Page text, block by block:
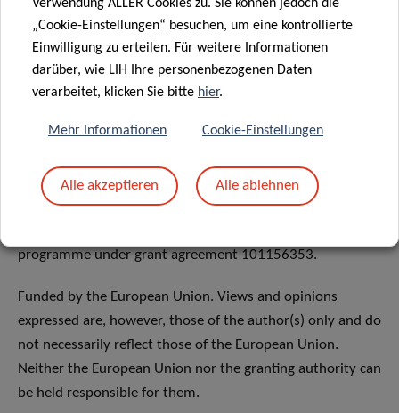
Sie können die neuesten Nachrichten zum
Projektfortschritt von ExpoSignalz aufder Website
auf LinkedInunter verfolgen.
ExpoSignalz has received funding from the European
programme under grant agreement 101156353.
Funded by the European Union. Views and opinions
expressed are, however, those of the author(s) only and do
not necessarily reflect those of the European Union.
Neither the European Union nor the granting authority can
be held responsible for them.
Verwendung ALLER Cookies zu. Sie können jedoch die
„Cookie-Einstellungen“ besuchen, um eine kontrollierte
Einwilligung zu erteilen. Für weitere Informationen
darüber, wie LIH Ihre personenbezogenen Daten
verarbeitet, klicken Sie bitte hier.
Mehr Informationen Cookie-Einstellungen
Alle akzeptieren Alle ablehnen